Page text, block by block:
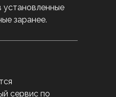
заранее.
сервис по